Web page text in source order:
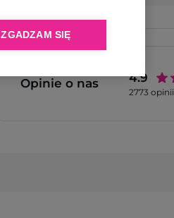
ZGADZAM SIĘ
Opinie o nas 4.9
2773 opinii